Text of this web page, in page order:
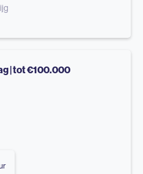
| tot €100.000